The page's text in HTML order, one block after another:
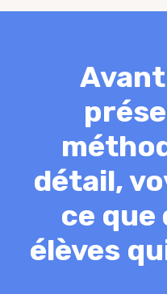
détail,
ce que
élèves